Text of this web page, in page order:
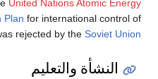
theUnited Nations Atomic Energy
Plan for international control of
was rejected by theSoviet Union
النشأة والتعليم